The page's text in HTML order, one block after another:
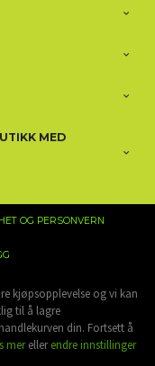
MED
OG PERSONVERN
kjøpsopplevelse og vi kan
til å lagre
din. Fortsett å
merellerendre innstillinger